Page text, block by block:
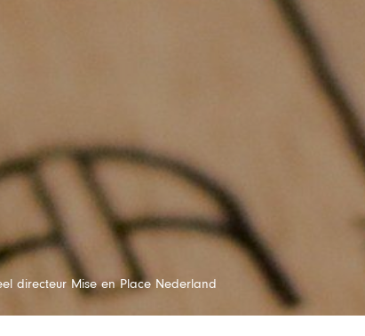
directeur Mise en Place Nederland